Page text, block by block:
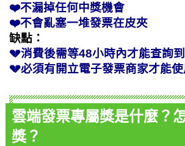
❤️不漏掉任何中獎機會
❤️不會亂塞一堆發票在皮夾
缺點：
💔消費後需等48小時內才能查詢
💔必須有開立電子發票商家才能使
雲端發票專屬獎是什麼？
獎？